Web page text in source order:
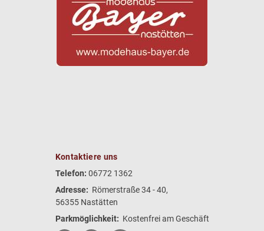
Kontaktiere uns
Telefon: 06772 1362
Adresse: Römerstraße 34 - 40,
56355 Nastätten
Parkmöglichkeit: Kostenfrei am Geschäft